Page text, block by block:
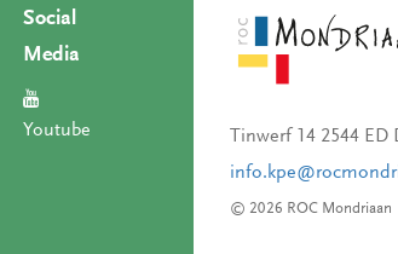
Social
Media
Youtube
Tinwerf 14 2544 ED
© 2026 ROC Mondriaan